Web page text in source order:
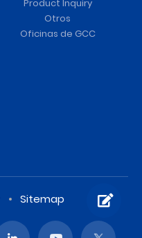
Product Inquiry
Otros
Oficinas de GCC
Sitemap